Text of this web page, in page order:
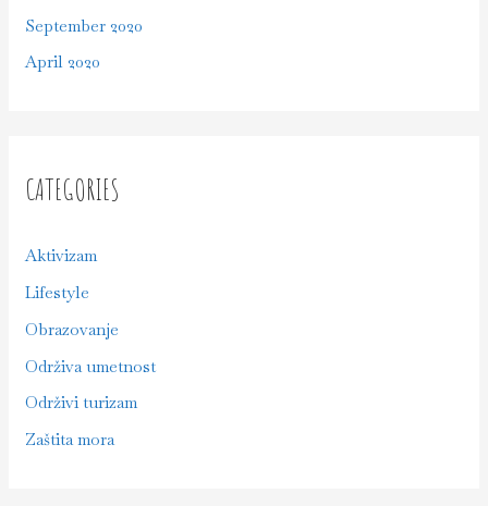
September 2020
April 2020
CATEGORIES
Aktivizam
Lifestyle
Obrazovanje
Održiva umetnost
Održivi turizam
Zaštita mora